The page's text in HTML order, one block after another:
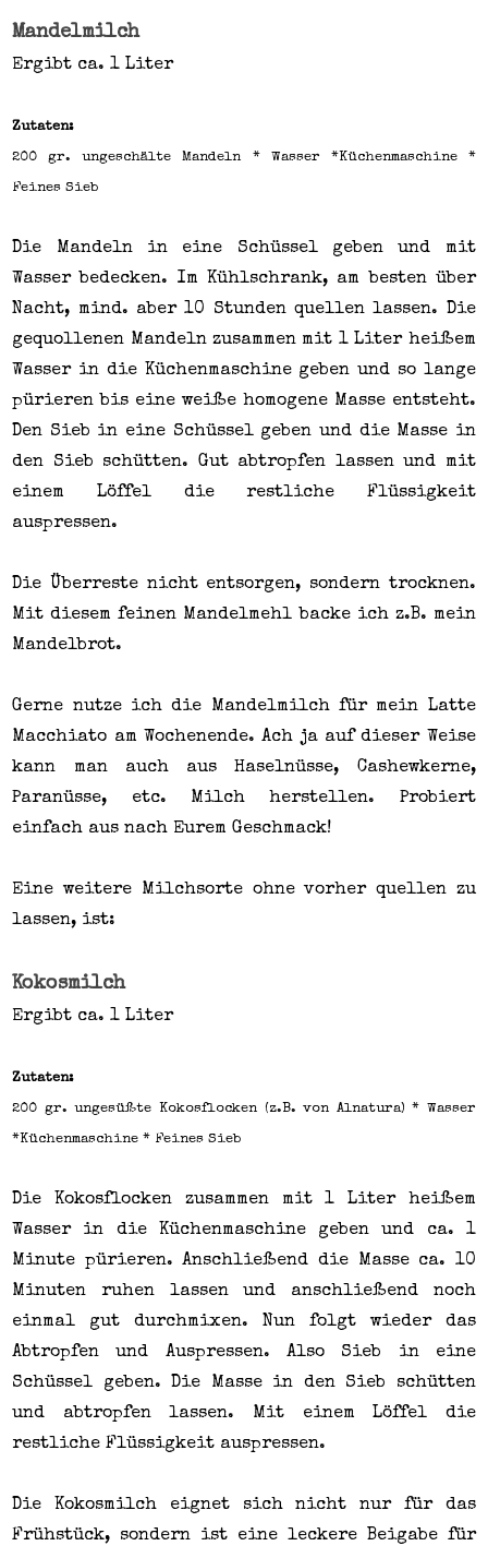
Mandelmilch
Ergibt ca. 1 Liter
Zutaten:
200 gr. ungeschälte Mandeln * Wasser *Küchenmaschine *
Feines Sieb
Die Mandeln in eine Schüssel geben und mit
Wasser bedecken. Im Kühlschrank, am besten über
Nacht, mind. aber 10 Stunden quellen lassen. Die
gequollenen Mandeln zusammen mit 1 Liter heißem
Wasser in die Küchenmaschine geben und so lange
pürieren bis eine weiße homogene Masse entsteht.
Den Sieb in eine Schüssel geben und die Masse in
den Sieb schütten. Gut abtropfen lassen und mit
einem Löffel die restliche Flüssigkeit
auspressen.
Die Überreste nicht entsorgen, sondern trocknen.
Mit diesem feinen Mandelmehl backe ich z.B. mein
Mandelbrot.
Gerne nutze ich die Mandelmilch für mein Latte
Macchiato am Wochenende. Ach ja auf dieser Weise
kann man auch aus Haselnüsse, Cashewkerne,
Paranüsse, etc. Milch herstellen. Probiert
einfach aus nach Eurem Geschmack!
Eine weitere Milchsorte ohne vorher quellen zu
lassen, ist:
Kokosmilch
Ergibt ca. 1 Liter
Zutaten:
200 gr. ungesüßte Kokosflocken (z.B. von Alnatura) * Wasser
*Küchenmaschine * Feines Sieb
Die Kokosflocken zusammen mit 1 Liter heißem
Wasser in die Küchenmaschine geben und ca. 1
Minute pürieren. Anschließend die Masse ca. 10
Minuten ruhen lassen und anschließend noch
einmal gut durchmixen. Nun folgt wieder das
Abtropfen und Auspressen. Also Sieb in eine
Schüssel geben. Die Masse in den Sieb schütten
und abtropfen lassen. Mit einem Löffel die
restliche Flüssigkeit auspressen.
Die Kokosmilch eignet sich nicht nur für das
Frühstück, sondern ist eine leckere Beigabe für